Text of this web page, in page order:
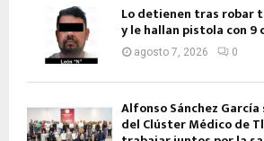
Lo detienen tras robar
y le hallan pistola con 9
agosto 7, 2026 0
Alfonso Sánchez
del Clúster Médico de